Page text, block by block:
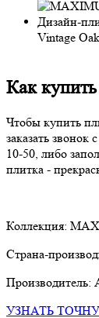
Vintage
Как купить
Чтобы купить
заказать звонок
10-50 , либо
плитка -
Коллекция:
Страна-
Производитель:
УЗНАТЬ